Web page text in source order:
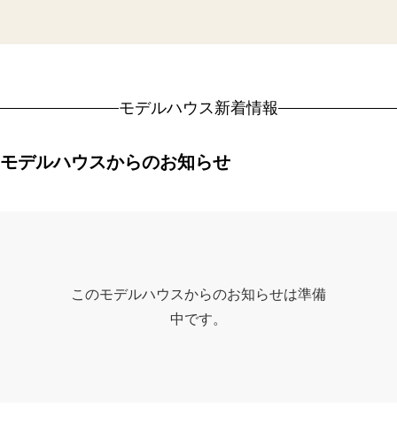
モデルハウス新着情報
モデルハウスからのお知らせ
このモデルハウスからのお知らせは準備
中です。